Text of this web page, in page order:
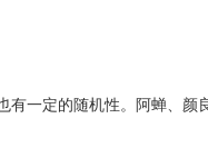
一定的随机性。阿蝉、颜